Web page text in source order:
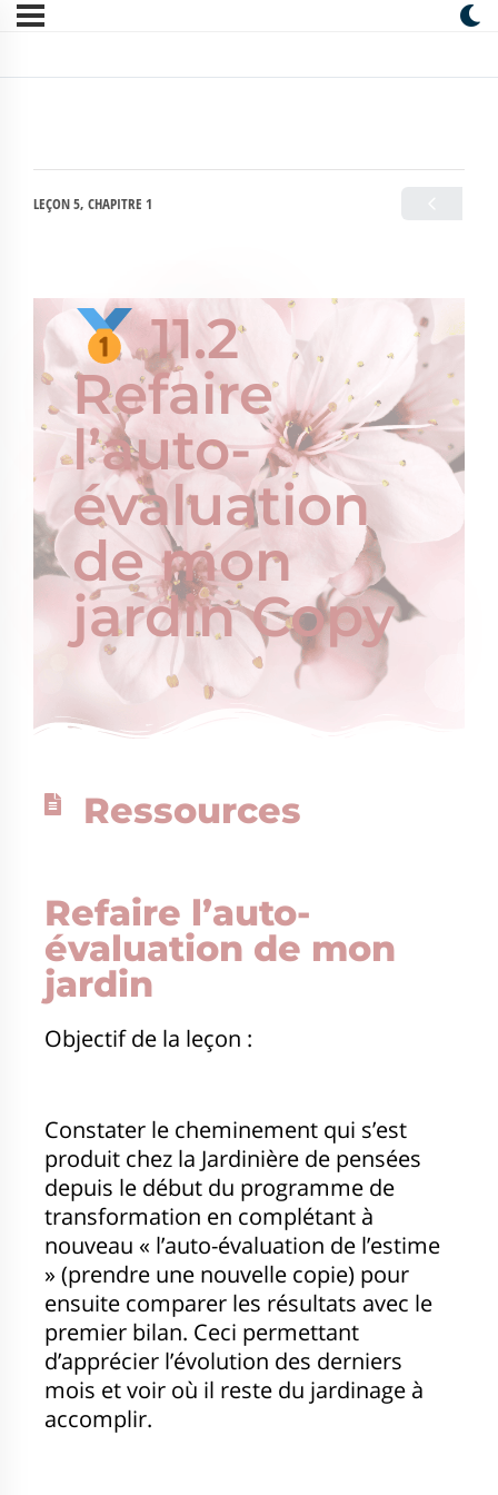
LEÇON 5, CHAPITRE 1
11.2
Refaire
l’auto-
évaluation
de mon
jardin Copy
Ressources
Refaire l’auto-
évaluation de mon
jardin
Objectif de la leçon :
Constater le cheminement qui s’est
produit chez la Jardinière de pensées
depuis le début du programme de
transformation en complétant à
nouveau « l’auto-évaluation de l’estime
» (prendre une nouvelle copie) pour
ensuite comparer les résultats avec le
premier bilan. Ceci permettant
d’apprécier l’évolution des derniers
mois et voir où il reste du jardinage à
accomplir.